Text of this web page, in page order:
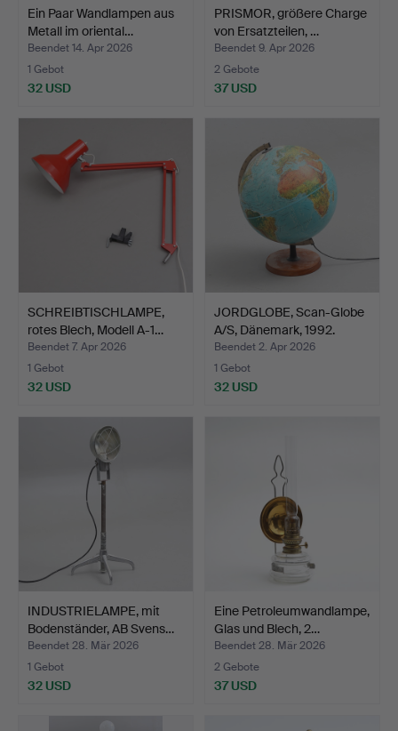
Ein Paar Wandlampen aus
Metall im oriental…
Beendet 14. Apr 2026
1 Gebot
32 USD
PRISMOR, größere Charge
von Ersatzteilen, …
Beendet 9. Apr 2026
2 Gebote
37 USD
SCHREIBTISCHLAMPE,
rotes Blech, Modell A-1…
Beendet 7. Apr 2026
1 Gebot
32 USD
JORDGLOBE, Scan-Globe
A/S, Dänemark, 1992.
Beendet 2. Apr 2026
1 Gebot
32 USD
INDUSTRIELAMPE, mit
Bodenständer, AB Svens…
Beendet 28. Mär 2026
1 Gebot
32 USD
Eine Petroleumwandlampe,
Glas und Blech, 2…
Beendet 28. Mär 2026
2 Gebote
37 USD